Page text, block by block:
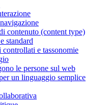
contenuto (content type)
standard
e tassonomie
le persone sul web
un linguaggio semplice